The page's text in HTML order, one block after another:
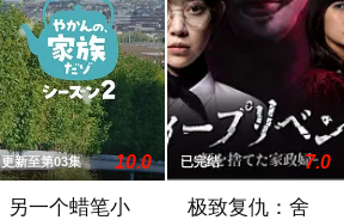
更新至第03集 10.0
另一个蜡笔小
已完结 7.0
极致复仇：舍